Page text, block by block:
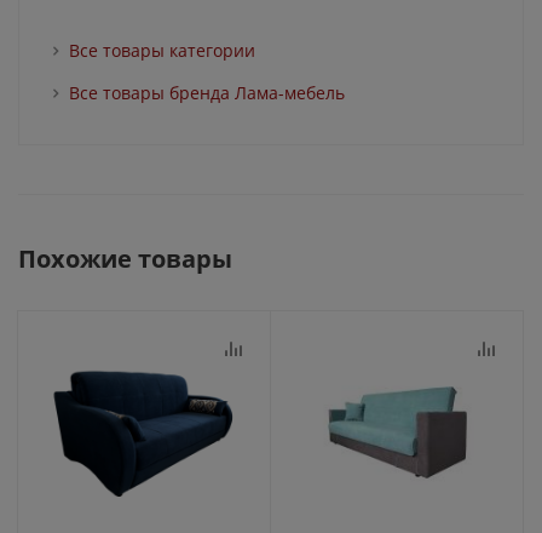
Все товары категории
Все товары бренда Лама-мебель
Похожие товары